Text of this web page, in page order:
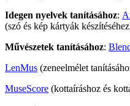
Idegen nyelvek tanításához:
(szó és kép kártyák
Művészetek tanításához:
LenMus (zeneelmélet
MuseScore (kottaíráshoz és